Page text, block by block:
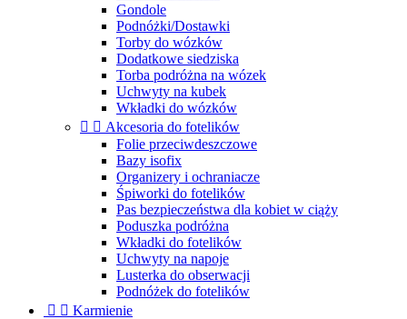
Gondole
Podnóżki/Dostawki
Torby do wózków
Dodatkowe siedziska
Torba podróżna na wózek
Uchwyty na kubek
Wkładki do wózków
  Akcesoria do fotelików
Folie przeciwdeszczowe
Bazy isofix
Organizery i ochraniacze
Śpiworki do fotelików
Pas bezpieczeństwa dla kobiet w ciąży
Poduszka podróżna
Wkładki do fotelików
Uchwyty na napoje
Lusterka do obserwacji
Podnóżek do fotelików
  Karmienie